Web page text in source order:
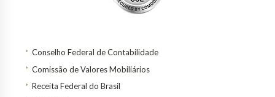
Conselho Federal de Contabilidade
Comissão de Valores Mobiliários
Receita Federal do Brasil